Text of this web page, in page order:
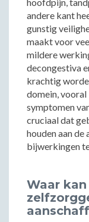
andere kant
gunstig
maakt voor
mildere
decongestiva
krachtig
domein,
symptomen
cruciaal dat
houden aan
bijwerkingen
Waar